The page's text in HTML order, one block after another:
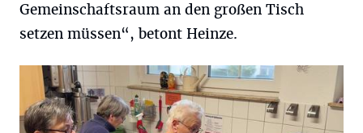
Gemeinschaftsraum an den großen Tisch
setzen müssen“, betont Heinze.